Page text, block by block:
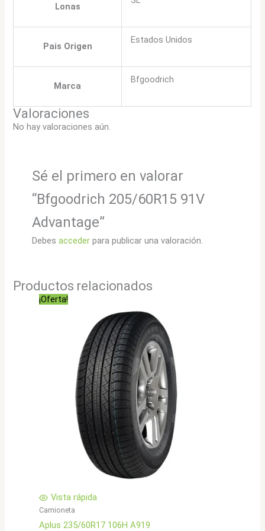
Lonas
Pais Origen
Estados Unidos
Marca
Bfgoodrich
Valoraciones
No hay valoraciones aún.
Sé el primero en valorar
“Bfgoodrich 205/60R15 91V
Advantage”
Debes accederpara publicar una valoración.
Productos relacionados
¡Oferta!
Vista rápida
Camioneta
Aplus 235/60R17 106H A919